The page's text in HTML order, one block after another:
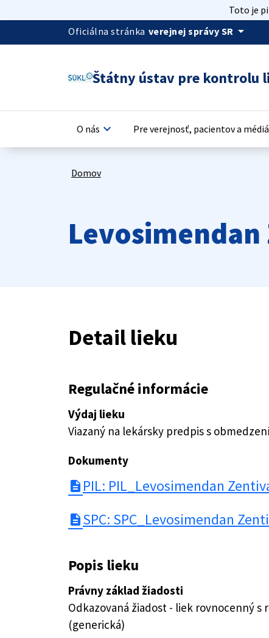
Toto je
Oficiálna stránka verejnej správy SR arrow_drop_down
Štátny ústav pre kontrolu
O nás keyboard_arrow_down Pre verejnosť, pacientov a médiá
Domov
Detail lieku
Regulačné informácie
Výdaj lieku
Viazaný na lekársky predpis s
Dokumenty
description PIL: PIL_Levosimendan
description SPC: SPC_Levosimendan
Popis lieku
Právny základ žiadosti
Odkazovaná žiadost - liek rovnocenný
(generická)